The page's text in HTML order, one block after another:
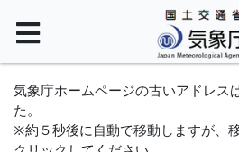
気象庁ホームページの古いアドレス
た。
※約５秒後に自動で移動しますが、